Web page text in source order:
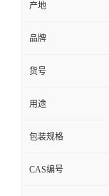
产地
品牌
货号
用途
包装规格
CAS编号